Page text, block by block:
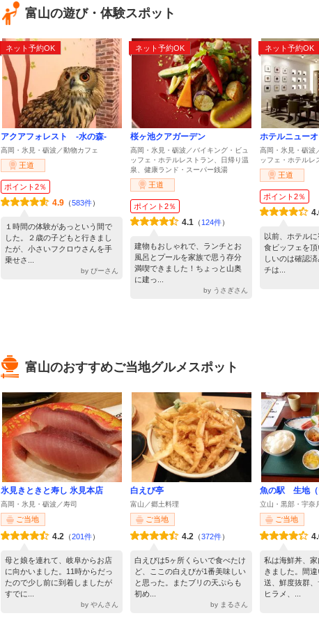
富山の遊び・体験スポット
ネット予約OK
アクアフォレスト -水の森-
高岡・氷見・砺波／動物カフェ
王道
ポイント2％
4.9 （583件）
１時間の体験があっという間で
した。２歳の子どもと行きまし
たが、小さいフクロウさんを手
乗せさ...
by ぴーさん
ネット予約OK
桜ヶ池クアガーデン
高岡・氷見・砺波／バイキング・ビュ
ッフェ・ホテルレストラン、日帰り温
泉、健康ランド・スーパー銭湯
王道
ポイント2％
4.1 （ 124件）
建物もおしゃれで、ランチとお
風呂とプールを家族で思う存分
満喫できました！ちょっと山奥
に建っ...
by うさぎさん
ネット予約OK
ホテルニュー
高岡・氷見・砺波
ッフェ・ホテルレ
王道
ポイント2％
以前、ホテル
食ビッフェを
しいのは確認
チは...
富山のおすすめご当地グルメスポット
氷見きときと寿し 氷見本店
高岡・氷見・砺波／寿司
ご当地
4.2 （201件）
母と娘を連れて、岐阜からお店
に向かいました。11時からだっ
たので少し前に到着しましたが
すでに...
by やんさん
白えび亭
富山／郷土料理
ご当地
4.2 （372件）
白えびは5ヶ所くらいで食べたけ
ど、ここの白えびが1番美味しい
と思った。またブリの天ぷらも
初め...
by まるさん
魚の駅 生地（
立山・黒部・宇奈
ご当地
私は海鮮丼、
きました。間
送、鮮度抜群、
ヒラメ、...